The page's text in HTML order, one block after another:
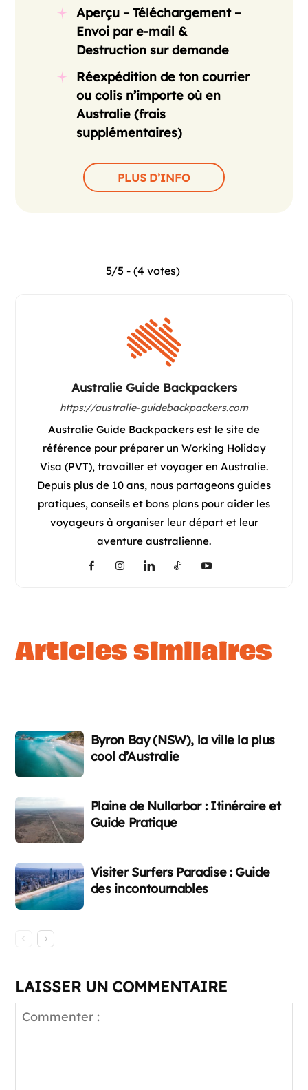
Aperçu – Téléchargement –
Envoi par e-mail &
Destruction sur demande
Réexpédition de ton courrier
ou colis n’importe où en
Australie (frais
supplémentaires)
PLUS D’INFO
5/5 - (4 votes)
Australie Guide Backpackers
https://australie-guidebackpackers.com
Australie Guide Backpackers est le site de
référence pour préparer un Working Holiday
Visa (PVT), travailler et voyager en Australie.
Depuis plus de 10 ans, nous partageons guides
pratiques, conseils et bons plans pour aider les
voyageurs à organiser leur départ et leur
aventure australienne.
articles similaires
Byron Bay (NSW), la ville la plus
cool d’Australie
Plaine de Nullarbor : Itinéraire et
Guide Pratique
Visiter Surfers Paradise : Guide
des incontournables
LAISSER UN COMMENTAIRE